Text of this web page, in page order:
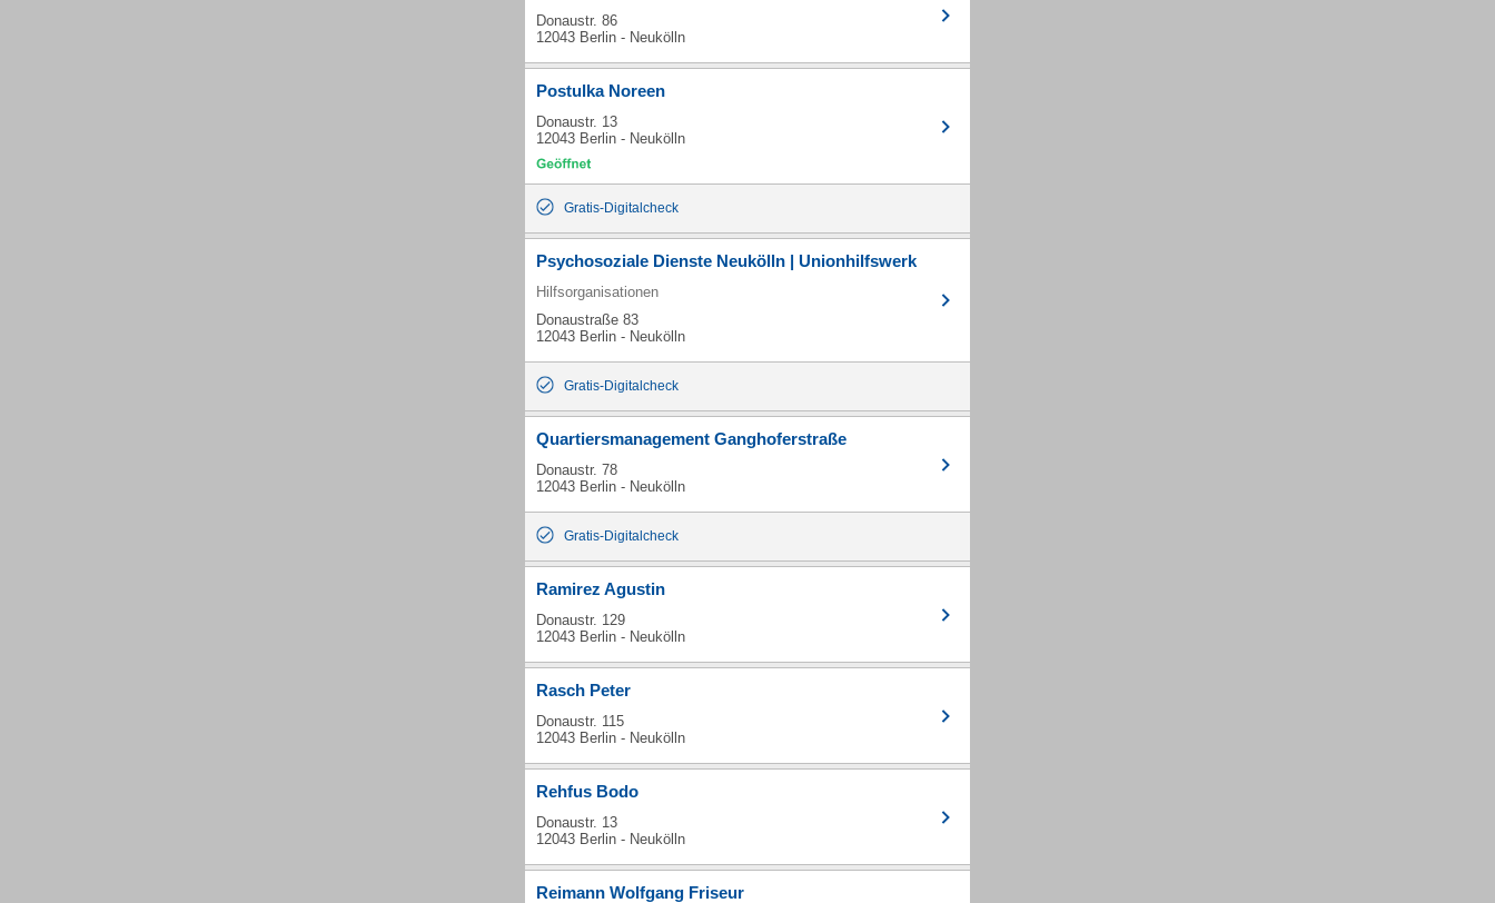
Donaustr. 86
12043 Berlin - Neukölln
Postulka Noreen
Donaustr. 13
12043 Berlin - Neukölln
Gratis-Digitalcheck
Psychosoziale Dienste Neukölln | Unionhilfswerk
Hilfsorganisationen
Donaustraße 83
12043 Berlin - Neukölln
Gratis-Digitalcheck
Quartiersmanagement Ganghoferstraße
Donaustr. 78
12043 Berlin - Neukölln
Gratis-Digitalcheck
Ramirez Agustin
Donaustr. 129
12043 Berlin - Neukölln
Rasch Peter
Donaustr. 115
12043 Berlin - Neukölln
Rehfus Bodo
Donaustr. 13
12043 Berlin - Neukölln
Reimann Wolfgang Friseur